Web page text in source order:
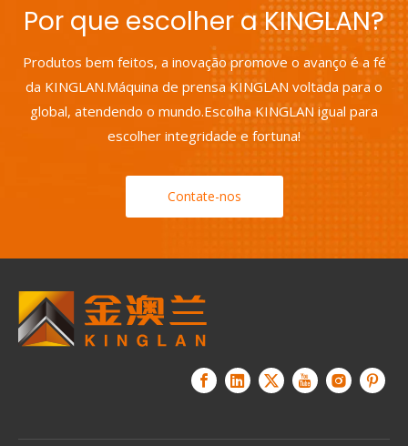
Por que escolher a KINGLAN?
Produtos bem feitos, a inovação promove o avanço é a fé
da KINGLAN.Máquina de prensa KINGLAN voltada para o
global, atendendo o mundo.Escolha KINGLAN igual para
escolher integridade e fortuna!
Contate-nos